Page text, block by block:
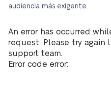
audiencia más exigente.
An error has occurred
request. Please try again
support team.
Error code error: